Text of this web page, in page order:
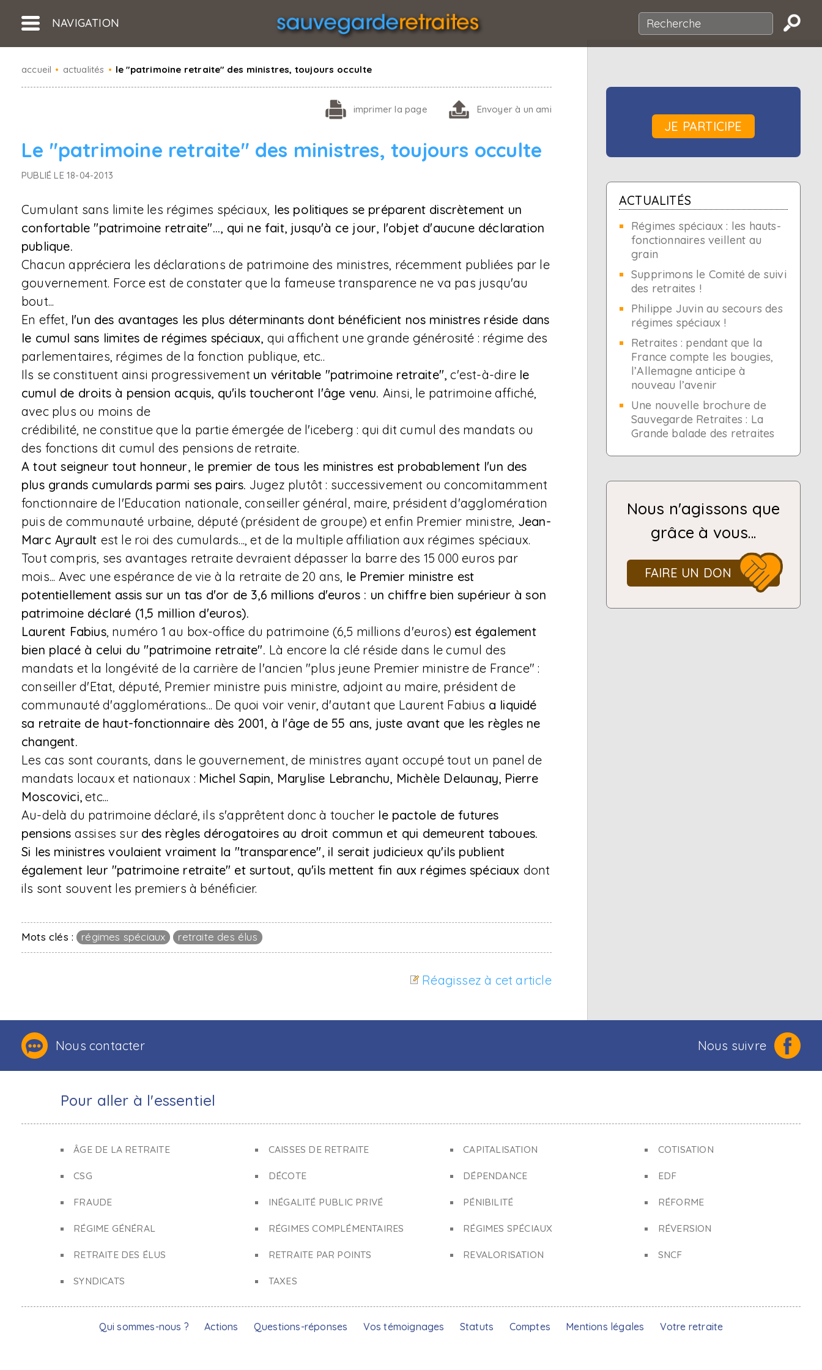
NAVIGATION
accueil • actualités • le "patrimoine retraite" des ministres, toujours occulte
imprimer la page Envoyer à un ami
Le "patrimoine retraite" des ministres, toujours occulte
PUBLIÉ LE 18-04-2013
Cumulant sans limite les régimes spéciaux, les politiques se préparent discrètement un
confortable "patrimoine retraite"..., qui ne fait, jusqu'à ce jour, l'objet d'aucune déclaration
publique.
Chacun appréciera les déclarations de patrimoine des ministres, récemment publiées par le
gouvernement. Force est de constater que la fameuse transparence ne va pas jusqu'au
bout...
En effet, l'un des avantages les plus déterminants dont bénéficient nos ministres réside dans
le cumul sans limites de régimes spéciaux, qui affichent une grande générosité : régime des
parlementaires, régimes de la fonction publique, etc..
Ils se constituent ainsi progressivement un véritable "patrimoine retraite",c'est-à-dire le
cumul de droits à pension acquis, qu'ils toucheront l'âge venu. Ainsi, le patrimoine affiché,
avec plus ou moins de
crédibilité, ne constitue que la partie émergée de l'iceberg : qui dit cumul des mandats ou
des fonctions dit cumul des pensions de retraite.
A tout seigneur tout honneur, le premier de tous les ministres est probablement l'un des
plus grands cumulards parmi ses pairs. Jugez plutôt : successivement ou concomitamment
fonctionnaire de l'Education nationale, conseiller général, maire, président d'agglomération
puis de communauté urbaine, député (président de groupe) et enfin Premier ministre, Jean-
Marc Ayrault est le roi des cumulards..., et de la multiple affiliation aux régimes spéciaux.
Tout compris, ses avantages retraite devraient dépasser la barre des 15 000 euros par
mois... Avec une espérance de vie à la retraite de 20 ans, le Premier ministre est
potentiellement assis sur un tas d'or de 3,6 millions d'euros : un chiffre bien supérieur à son
patrimoine déclaré (1,5 million d'euros).
Laurent Fabius, numéro 1 au box-office du patrimoine (6,5 millions d'euros) est également
bien placé à celui du "patrimoine retraite". Là encore la clé réside dans le cumul des
mandats et la longévité de la carrière de l'ancien "plus jeune Premier ministre de France" :
conseiller d'Etat, député, Premier ministre puis ministre, adjoint au maire, président de
communauté d'agglomérations... De quoi voir venir, d'autant que Laurent Fabius a liquidé
sa retraite de haut-fonctionnaire dès 2001, à l'âge de 55 ans, juste avant que les règles ne
changent.
Les cas sont courants, dans le gouvernement, de ministres ayant occupé tout un panel de
mandats locaux et nationaux : Michel Sapin, Marylise Lebranchu, Michèle Delaunay, Pierre
Moscovici, etc...
Au-delà du patrimoine déclaré, ils s'apprêtent donc à toucher le pactole de futures
pensions assises sur des règles dérogatoires au droit commun et qui demeurent taboues.
Si les ministres voulaient vraiment la "transparence", il serait judicieux qu'ils publient
également leur "patrimoine retraite" et surtout, qu'ils mettent fin aux régimes spéciaux dont
ils sont souvent les premiers à bénéficier.
Mots clés : régimes spéciaux retraite des élus
Réagissez à cet article
JE PARTICIPE
ACTUALITÉS
Régimes spéciaux : les hauts-
fonctionnaires veillent au
grain
Supprimons le Comité de suivi
des retraites !
Philippe Juvin au secours des
régimes spéciaux !
Retraites : pendant que la
France compte les bougies,
l’Allemagne anticipe à
nouveau l’avenir
Une nouvelle brochure de
Sauvegarde Retraites : La
Grande balade des retraites
Nous n'agissons que
grâce à vous...
FAIRE UN DON
Nous contacter Nous suivre
Pour aller à l'essentiel
ÂGE DE LA RETRAITE CAISSES DE RETRAITE CAPITALISATION COTISATION
CSG DÉCOTE DÉPENDANCE EDF
FRAUDE INÉGALITÉ PUBLIC PRIVÉ PÉNIBILITÉ RÉFORME
RÉGIME GÉNÉRAL RÉGIMES COMPLÉMENTAIRES RÉGIMES SPÉCIAUX RÉVERSION
RETRAITE DES ÉLUS RETRAITE PAR POINTS REVALORISATION SNCF
SYNDICATS TAXES
Qui sommes-nous ? Actions Questions-réponses Vos témoignages Statuts Comptes Mentions légales Votre retraite